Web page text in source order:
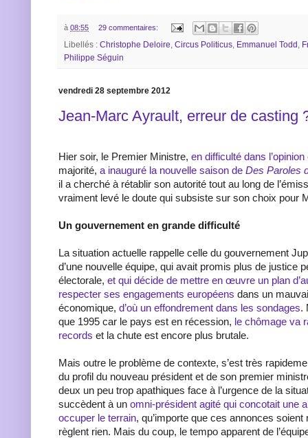
à 08:55 29 commentaires:
Libellés : Christophe Deloire, Circus Politicus, Emmanuel Todd ,
Philippe Séguin
vendredi 28 septembre 2012
Jean-Marc Ayrault, erreur de casting
Hier soir, le Premier Ministre, en difficulté dans l’opinion
majorité, a inauguré la nouvelle saison de Des Paroles
il a cherché à rétablir son autorité tout au long de
vraiment levé le doute qui subsiste sur son choix pour
Un gouvernement en grande difficulté
La situation actuelle rappelle celle du gouvernement
d’une nouvelle équipe, qui avait promis plus de justice
électorale, et qui décide de mettre en œuvre un plan
respecter ses engagements européens dans un
économique, d’où un effondrement dans les sondages.
que 1995 car le pays est en récession, le chômage va
records et la chute est encore plus brutale.
Mais outre le problème de contexte, s’est très
du profil du nouveau président et de son premier
deux un peu trop apathiques face à l’urgence de la
succèdent à un omni-président agité qui concotait une
occuper le terrain, qu’importe que ces annonces soient
règlent rien. Mais du coup, le tempo apparent de